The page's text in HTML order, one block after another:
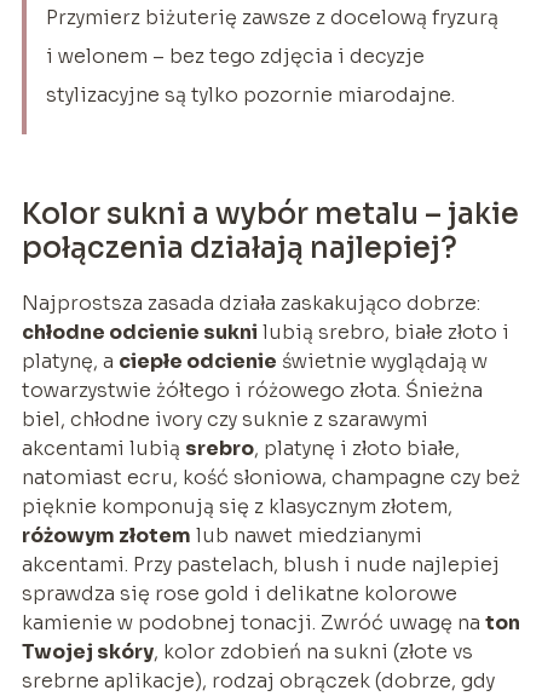
Przymierz biżuterię zawsze z docelową fryzurą
i welonem – bez tego zdjęcia i decyzje
stylizacyjne są tylko pozornie miarodajne.
Kolor sukni a wybór metalu – jakie
połączenia działają najlepiej?
Najprostsza zasada działa zaskakująco dobrze:
chłodne odcienie sukni lubią srebro, białe złoto i
platynę, a ciepłe odcienie świetnie wyglądają w
towarzystwie żółtego i różowego złota. Śnieżna
biel, chłodne ivory czy suknie z szarawymi
akcentami lubią srebro, platynę i złoto białe,
natomiast ecru, kość słoniowa, champagne czy beż
pięknie komponują się z klasycznym złotem,
różowym złotem lub nawet miedzianymi
akcentami. Przy pastelach, blush i nude najlepiej
sprawdza się rose gold i delikatne kolorowe
kamienie w podobnej tonacji. Zwróć uwagę na ton
Twojej skóry, kolor zdobień na sukni (złote vs
srebrne aplikacje), rodzaj obrączek (dobrze, gdy